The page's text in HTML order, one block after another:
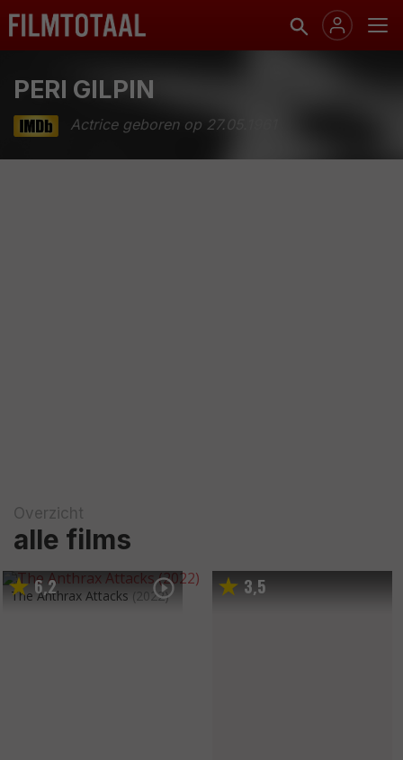
PERI GILPIN
Actrice geboren op 27.05.1961
Overzicht
alle films
6,2
The Anthrax Attacks (2022) 3,5